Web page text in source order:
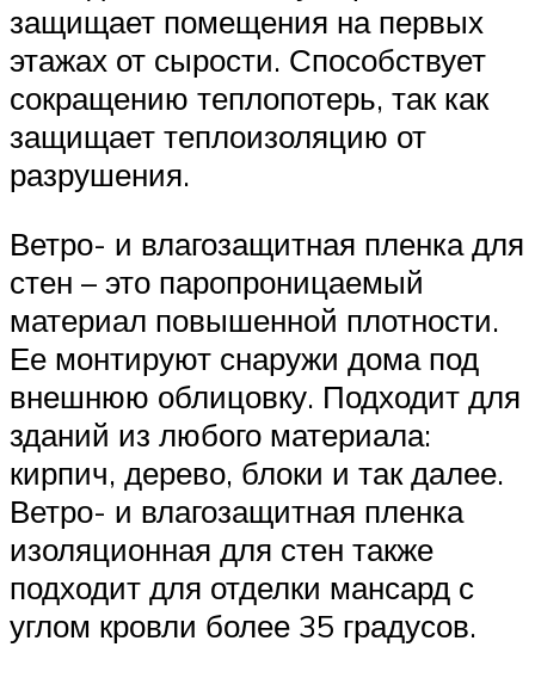
защищает помещения на первых
этажах от сырости. Способствует
сокращению теплопотерь, так как
защищает теплоизоляцию от
разрушения.
Ветро- и влагозащитная пленка для
стен – это паропроницаемый
материал повышенной плотности.
Ее монтируют снаружи дома под
внешнюю облицовку. Подходит для
зданий из любого материала:
кирпич, дерево, блоки и так далее.
Ветро- и влагозащитная пленка
изоляционная для стен также
подходит для отделки мансард с
углом кровли более 35 градусов.